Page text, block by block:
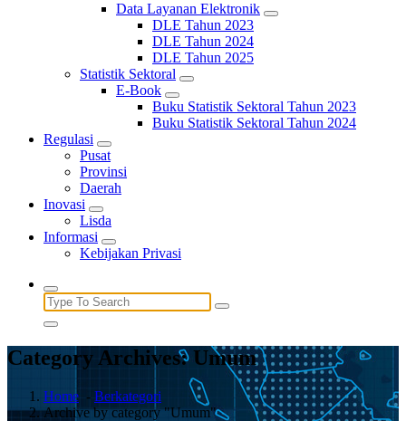
Data Layanan Elektronik
DLE Tahun 2023
DLE Tahun 2024
DLE Tahun 2025
Statistik Sektoral
E-Book
Buku Statistik Sektoral Tahun 2023
Buku Statistik Sektoral Tahun 2024
Regulasi
Pusat
Provinsi
Daerah
Inovasi
Lisda
Informasi
Kebijakan Privasi
Search
for:
Category Archives: Umum
Home - Berkategori
Archive by category "Umum"